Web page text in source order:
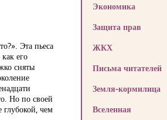
Эта пьеса
его
сняты
Но по своей
глубокой, чем
Экономика
Защита прав
ЖКХ
Письма читателей
Земля-кормилица
Вселенная